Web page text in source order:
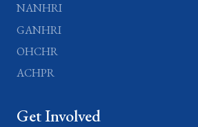
NANHRI
GANHRI
OHCHR
ACHPR
Get Involved